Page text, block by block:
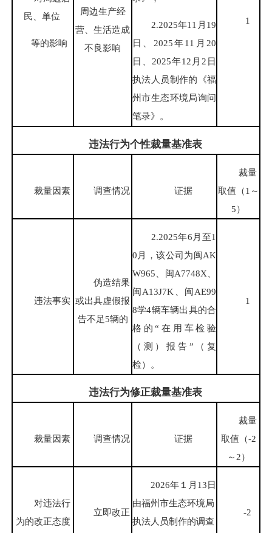
民、单位
等的影响
周边生产经
营、生活造成
不良影响
2.2025年11月19
日、2025年11月20
日、2025年12月2日
执法人员制作的《福
州市生态环境局询问
笔录》。
1
违法行为个性裁量基准表
裁量因素 调查情况 证据
裁量
取值（1～
5）
违法事实
伪造结果
或出具虚假报
告不足5辆的
2.2025年6月至1
0月，该公司为闽AK
W965、闽A7748X、
闽A13J7K、闽AE99
8学4辆车辆出具的合
格的“在用车检验
（测）报告”（复
检）。
1
违法行为修正裁量基准表
裁量因素 调查情况 证据
裁量
取值（-2
～2）
对违法行
为的改正态度
立即改正
2026年１月13日
由福州市生态环境局
执法人员制作的调查
-2